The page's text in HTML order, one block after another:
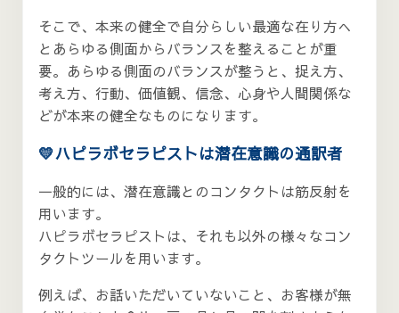
そこで、本来の健全で自分らしい最適な在り方へ
とあらゆる側面からバランスを整えることが重
要。あらゆる側面のバランスが整うと、捉え方、
考え方、行動、価値観、信念、心身や人間関係な
どが本来の健全なものになります。
💛ハピラボセラピストは潜在意識の通訳者
一般的には、潜在意識とのコンタクトは筋反射を
用います。
ハピラボセラピストは、それも以外の様々なコン
タクトツールを用います。
例えば、お話いただいていないこと、お客様が無